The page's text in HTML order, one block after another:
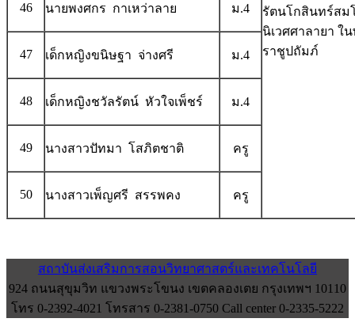
รัตนโกสินทร์สม
นิเวศศาลายา ใ
ราชูปถัมภ์
46 นายพงศกร กาเหว่าลาย ม.4
47 เด็กหญิงขนิษฐา จ่างศรี ม.4
48 เด็กหญิงชวัลรัตน์ หัวใจเพ็ชร์ ม.4
49 นางสาวปัทมา โสภิตชาติ ครู
50 นางสาวเพ็ญศรี สรรพคง ครู
สถาบันส่งเสริมการสอนวิทยาศาสตร์และเทคโนโลยี
924 ถนนสุขุมวิท แขวงพระโขนง เขตคลองเตย กรุงเทพฯ 10110
โทร 0-2392-4021 โทรสาร 0-2381-0750 Call center 0-2335-5222